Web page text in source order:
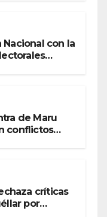
con la
de Maru
conflictos
críticas
por